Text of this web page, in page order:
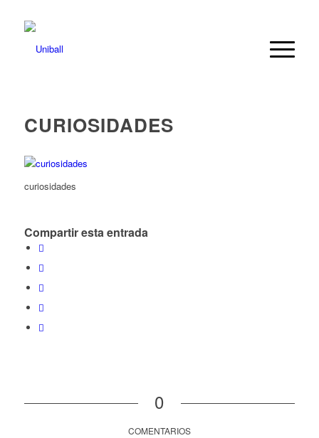
CURIOSIDADES
curiosidades
Compartir esta entrada
0
COMENTARIOS